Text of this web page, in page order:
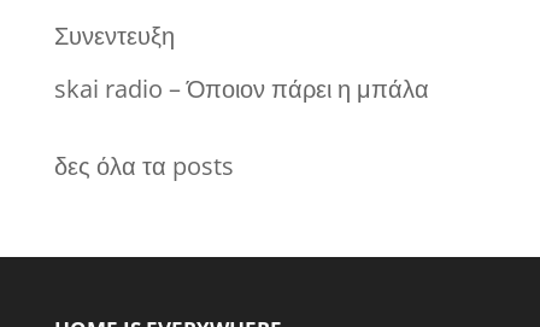
Συνεντευξη
skai radio – Όποιον πάρει η μπάλα
δες όλα τα posts